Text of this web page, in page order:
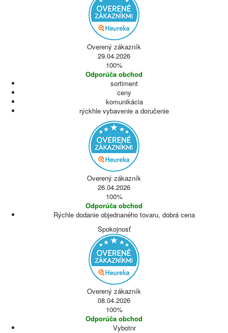
Overený zákazník
29.04.2026
100%
Odporúča obchod
sortiment
ceny
komunikácia
rýckhle vybavenie a doručenie
Overený zákazník
26.04.2026
100%
Odporúča obchod
Rýchle dodanie objednaného tovaru, dobrá cena
Spokojnosť
Overený zákazník
08.04.2026
100%
Odporúča obchod
Vybotnr